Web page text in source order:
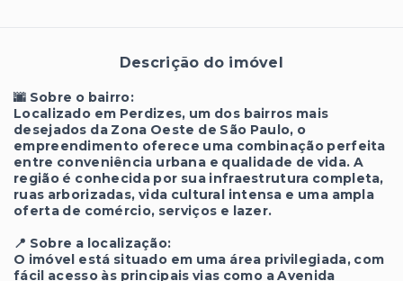
Descrição do imóvel
🌆 Sobre o bairro:
Localizado em Perdizes, um dos bairros mais
desejados da Zona Oeste de São Paulo, o
empreendimento oferece uma combinação perfeita
entre conveniência urbana e qualidade de vida. A
região é conhecida por sua infraestrutura completa,
ruas arborizadas, vida cultural intensa e uma ampla
oferta de comércio, serviços e lazer.
📍 Sobre a localização:
O imóvel está situado em uma área privilegiada, com
fácil acesso às principais vias como a Avenida